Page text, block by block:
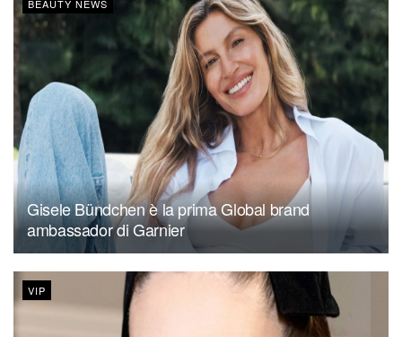
BEAUTY NEWS
Gisele Bündchen è la prima Global brand
ambassador di Garnier
VIP